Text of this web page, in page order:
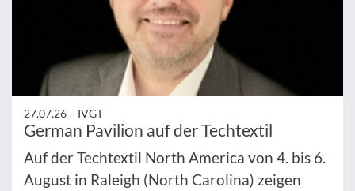
27.07.26 – IVGT
German Pavilion auf der Techtextil
Auf der Techtextil North America von 4. bis 6.
August in Raleigh (North Carolina) zeigen